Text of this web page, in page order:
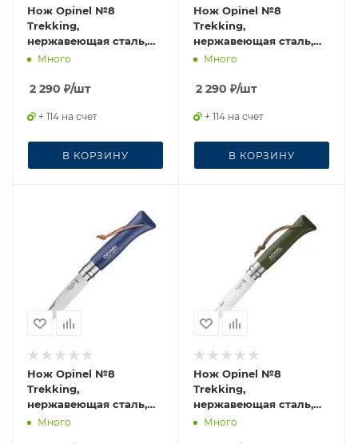
Нож Opinel №8
Trekking,
нержавеющая сталь,
черный, 002211
Много
2 290 ₽/шт
+ 114 на счет
В КОРЗИНУ
Нож Opinel №8
Trekking,
нержавеющая сталь,
хаки, блистер, 001980
Много
2 290 ₽/шт
+ 114 на счет
В КОРЗИНУ
Нож Opinel №8
Trekking,
нержавеющая сталь,
синий, 002212
Много
Нож Opinel №8
Trekking,
нержавеющая сталь,
кожаный темляк, хаки,
Много